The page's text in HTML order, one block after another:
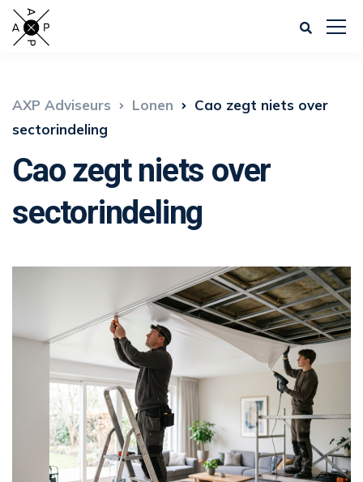
AXP Adviseurs Lonen
Cao zegt niets over
sectorindeling
Cao zegt niets over
sectorindeling